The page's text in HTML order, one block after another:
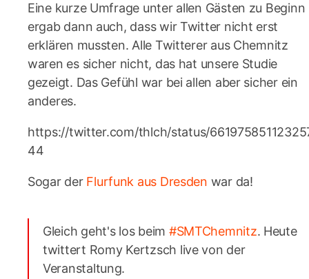
Eine kurze Umfrage unter allen Gästen zu Beginn
ergab dann auch, dass wir Twitter nicht erst
erklären mussten. Alle Twitterer aus Chemnitz
waren es sicher nicht, das hat unsere Studie
gezeigt. Das Gefühl war bei allen aber sicher ein
anderes.
https://twitter.com/thlch/status/
44
Sogar der Flurfunk aus Dresden war da!
Gleich geht's los beim #SMTChemnitz. Heute
twittert Romy Kertzsch live von der
Veranstaltung.